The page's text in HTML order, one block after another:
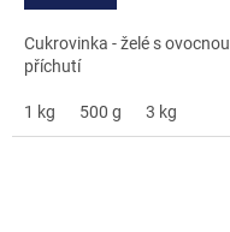
Cukrovinka - želé s ovocnou
příchutí
1 kg 500 g 3 kg